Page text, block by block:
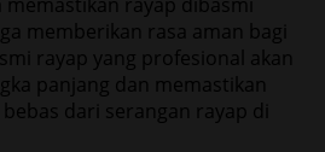
memberikan rasa aman bagi
rayap yang profesional akan
panjang dan memastikan
dari serangan rayap di